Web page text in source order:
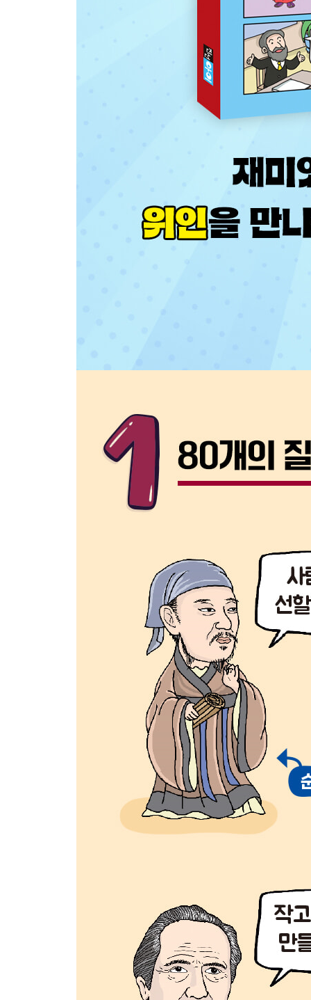
폴 디마지오 - 순수 예술과 대중 예술은 어떤 차이
알렉산더 칼더 - 움직이는 것도 조각 작품이 될 수
뤼미에르 형제 - 움직이는 모습을 그대로 보여 줄
안토니오 가우디 - 곡선의 아름다움을 건축에 적용
월터 휘트먼 - 시를 자유롭게 쓰면 어떨까?
크리스토퍼 콜럼버스 - 바다 너머 새로운 세상이
페르디난드 마젤란 - 지구는 정말 둥글까?
에이브러햄 링컨 - 누구나 평등해야 하지 않을까?
채륜 - 글씨를 쓸 수 있는 매끈한 종이를 만들 수는
스티브 잡스 - 모든 일을 처리하는 휴대폰을 만들
팀 버너스리 - 세계인을 연결하는 통신망을 만들
정주영 - 해 봤어?
루이스 워터맨 - 잉크가 안 새는 만년필을 만들 수
요하네스 구텐베르크 - 책을 더 많이 더 싸게 인쇄
일론 머스크 - 화성에서 살 수는 없을까?